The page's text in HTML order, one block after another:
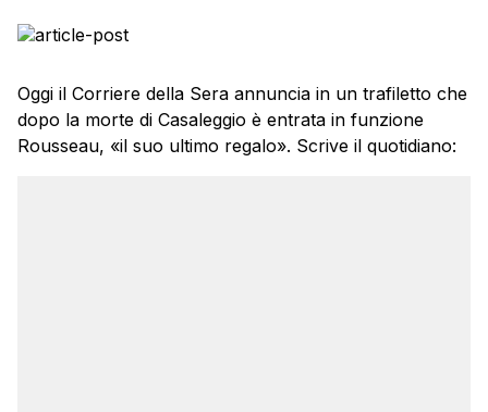
dialogo e gestione […]
Oggi il Corriere della Sera annuncia in un trafiletto che
dopo la morte di Casaleggio è entrata in funzione
Rousseau, «il suo ultimo regalo». Scrive il quotidiano: